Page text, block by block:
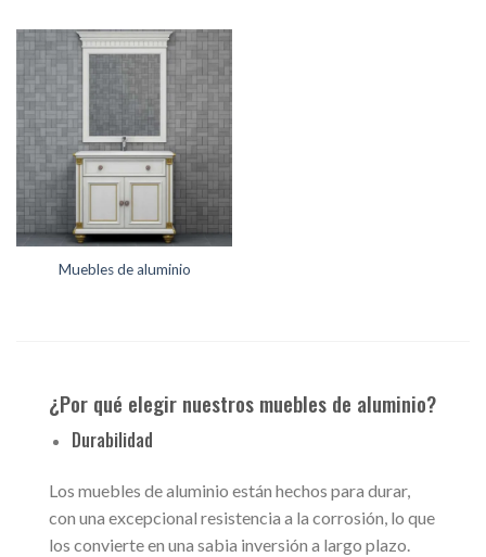
Muebles de aluminio
¿Por qué elegir nuestros muebles de aluminio?
Durabilidad
Los muebles de aluminio están hechos para durar,
con una excepcional resistencia a la corrosión, lo que
los convierte en una sabia inversión a largo plazo.